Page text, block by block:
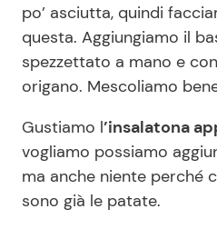
po’ asciutta, quindi
questa. Aggiungiamo il
spezzettato a mano e
origano. Mescoliamo
Gustiamo l’insalatona
vogliamo possiamo
ma anche niente perché
sono già le patate.